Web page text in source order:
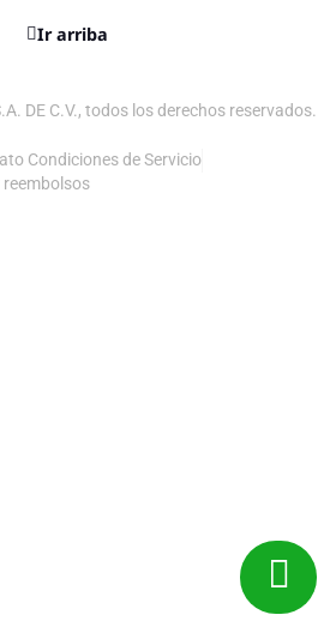
Ir arriba
DE C.V., todos los derechos reservados.
Condiciones de Servicio
reembolsos